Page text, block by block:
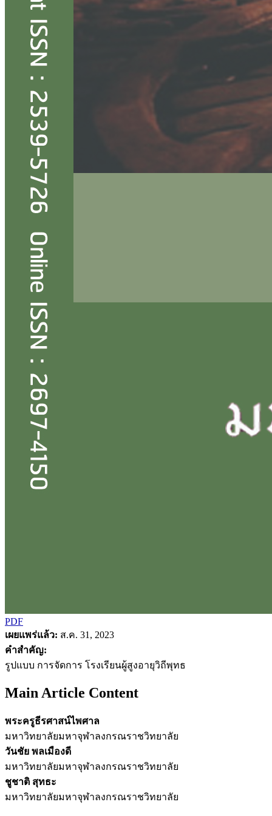
PDF
เผยแพร่แล้ว: ส.ค. 31, 2023
คำสำคัญ:
รูปแบบ การจัดการ โรงเรียนผู้สูงอายุวิถีพุทธ
Main Article Content
พระครูธีรศาสน์ไพศาล
มหาวิทยาลัยมหาจุฬาลงกรณราชวิทยาลัย
วันชัย พลเมืองดี
มหาวิทยาลัยมหาจุฬาลงกรณราชวิทยาลัย
ชูชาติ สุทธะ
มหาวิทยาลัยมหาจุฬาลงกรณราชวิทยาลัย